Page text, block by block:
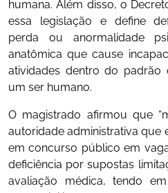
humana. Além disso, o
essa legislação e define
perda ou anormalidade
anatômica que cause
atividades dentro do padrão
um ser humano.
O magistrado afirmou que
autoridade administrativa que
em concurso público em
deficiência por supostas
avaliação médica, tendo